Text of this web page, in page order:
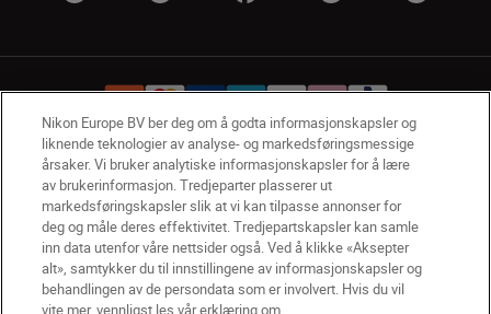
NO Nikon Sites
Kontakt oss Personvernerklæring
Bruksvilkår
Vilkår og betingelser for Nikon Store
Erklæring Om Informasjonskapsler
Tilgjengelighet
Innstillinger for informasjonskapsler
© 2026 Nikon
Nikon Europe BV ber deg om å godta informasjonskapsler og
liknende teknologier av analyse- og markedsføringsmessige
årsaker. Vi bruker analytiske informasjonskapsler for å lære
av brukerinformasjon. Tredjeparter plasserer ut
markedsføringskapsler slik at vi kan tilpasse annonser for
deg og måle deres effektivitet. Tredjepartskapsler kan samle
inn data utenfor våre nettsider også. Ved å klikke «Aksepter
alt», samtykker du til innstillingene av informasjonskapsler og
behandlingen av de persondata som er involvert. Hvis du vil
vite mer, vennligst les vår erklæring om